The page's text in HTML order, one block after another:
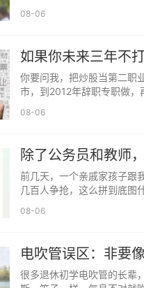
，让玻璃心变成钻石心。
忽视的亲情
叨，长大后才明白那是无
"子欲养而亲不待"成为永
08-06
如果你未来三年不
持看完
你要问我，把炒股当第二职
市，到2012年辞职专职做，
08-06
除了公务员和教师
前几天，一个亲戚家孩子跟
几百人争抢，这么拼到底图
08-06
电吹管误区：非要
声
很多退休初学电吹管的长辈